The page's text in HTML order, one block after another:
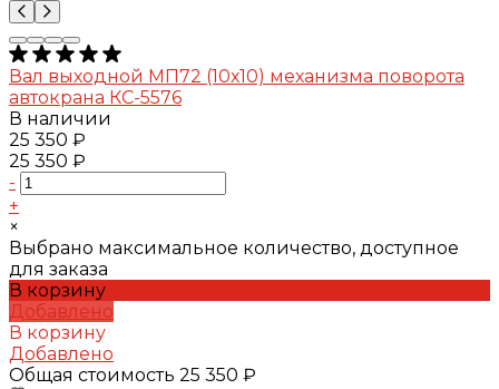
Вал выходной МП72 (10х10) механизма поворота
автокрана КС-5576
В наличии
25 350 ₽
25 350 ₽
-
+
×
Выбрано максимальное количество, доступное
для заказа
В корзину
Добавлено
В корзину
Добавлено
Общая стоимость 25 350 ₽